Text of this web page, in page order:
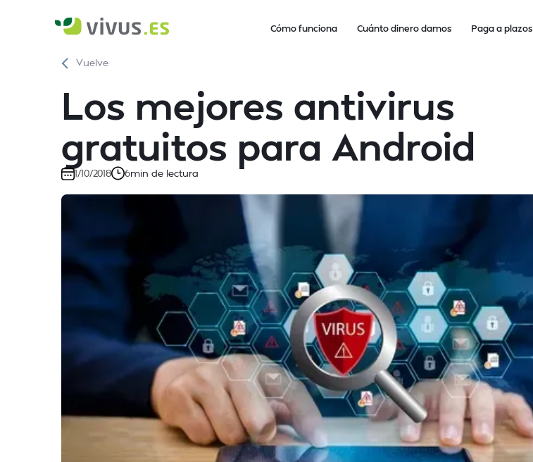
Cómo funciona Cuánto dinero damos Paga a plazos
Vuelve
Los mejores antivirus
gratuitos para Android
1/10/2018 6min de lectura